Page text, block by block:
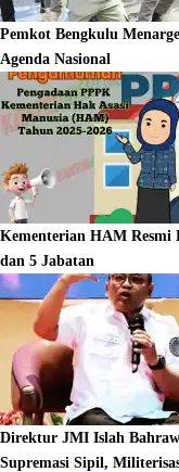
Pemkot Bengkulu
Agenda Nasional
Kementerian HAM Resmi
dan 5 Jabatan
Direktur JMI Islah
Supremasi Sipil,